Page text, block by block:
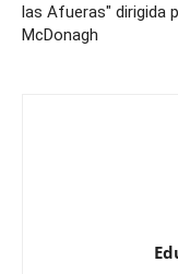
las Afueras" dirigida
McDonagh